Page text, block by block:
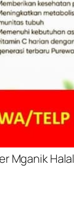
Mganik Halal